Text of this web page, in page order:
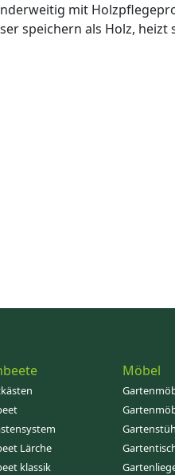
mit
speichern als Holz,
Lärche
klassik
Möbel